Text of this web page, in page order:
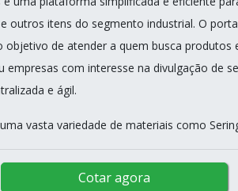
outros itens do segmento industrial. O
objetivo de atender a quem busca produtos
empresas com interesse na divulgação de
e ágil.
vasta variedade de materiais como
Cotar agora